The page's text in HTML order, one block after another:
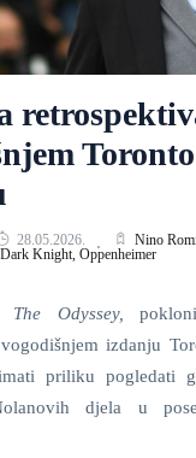
28.05.2026. Nino
Knight, Oppenheimer
The Odyssey,
izdanju
priliku pogledati
djela u